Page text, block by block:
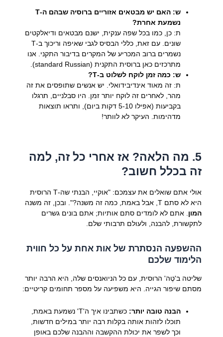
ש: האם יש מבטאים אזוריים ברוסיה שבהם ה-Т
נשמעת אחרת?
ת: כן, כמו בכל שפה ענקית, ישנם מבטאים ודיאלקטים
שונים. עם זאת, כללי הבסיס לגבי שאיפה וריכוך ב-Т
נשמרים ברוב המכריע של המקרים בדיבור התקני. אנו
מתרכזים כאן ברוסית התקנית (standard Russian).
ש: כמה זמן לוקח לשלוט ב-Т?
ת: זה מאוד אינדיבידואלי. יש אנשים שתופסים את זה
מהר, לאחרים זה לוקח יותר זמן. היו סבלניים, תרגלו
בקביעות (אפילו 5-10 דקות ביום), ותראו תוצאות
מדהימות. העיקר לא לוותר!
5. מה הלאה? אז אחרי כל זה, למה
זה בכלל חשוב?
אולי אתם שואלים את עצמכם: "אוקיי, הבנתי שה-Т הרוסית
היא לא סתם T, אבל באמת, כמה זה משנה?". ובכן, זה משנה
המון . אתם לא לומדים סתם אותיות; אתם בונים גשרים
לתקשורת, להבנה, ולעולם תרבותי שלם.
ההשפעה הנסתרת של אות אחת על כל חווית
הלימוד שלכם
שליטה ב'טֶה' הרוסית, עם כל הניואנסים שלה, היא הרבה יותר
מסתם שיפור הגייה. היא משפיעה על מספר תחומים קריטיים:
הבנה טובה יותר:
כשתבינו איך ה'Т' נשמעת באמת,
תוכלו לזהות אותה בקלות רבה יותר במילים חדשות,
וכך לשפר את יכולת ההקשבה וההבנה שלכם באופן